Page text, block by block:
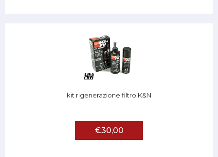
kit rigenerazione filtro K&N
€30,00